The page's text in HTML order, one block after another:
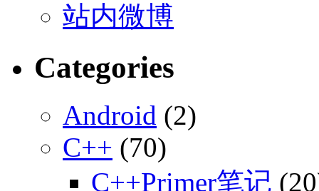
站内微博
Categories
Android (2)
C++ (70)
C++Primer笔记